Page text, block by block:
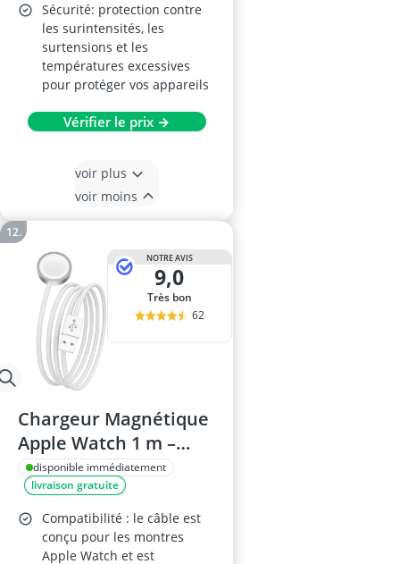
Sécurité: protection contre
les surintensités, les
surtensions et les
températures excessives
pour protéger vos appareils
Vérifier le prix →
voir plus
voir moins
NOTRE AVIS
9,0
Très bon
62
Chargeur Magnétique
Apple Watch 1 m –
Station de
Chargement Sans Fil
(Series
11/10/9/8/7/6/5/4/3/2/
disponible immédiatement
livraison gratuite
Compatibilité : le câble est
conçu pour les montres
Apple Watch et est